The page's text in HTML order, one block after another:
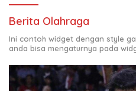
Berita Olahraga
Ini contoh widget dengan style
anda bisa mengaturnya pada